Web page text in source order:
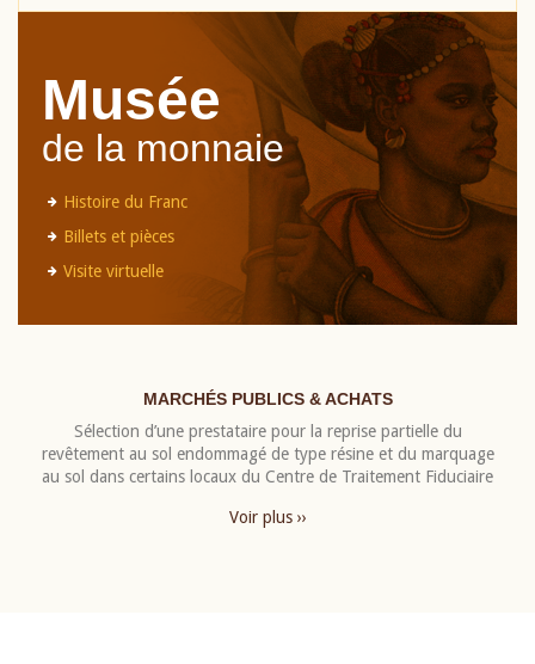
Musée
de la monnaie
Histoire du Franc
Billets et pièces
Visite virtuelle
MARCHÉS PUBLICS & ACHATS
Sélection d’une prestataire pour la reprise partielle du
revêtement au sol endommagé de type résine et du marquage
au sol dans certains locaux du Centre de Traitement Fiduciaire
Voir plus ››